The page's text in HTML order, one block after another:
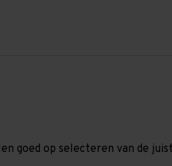
goed op selecteren van de